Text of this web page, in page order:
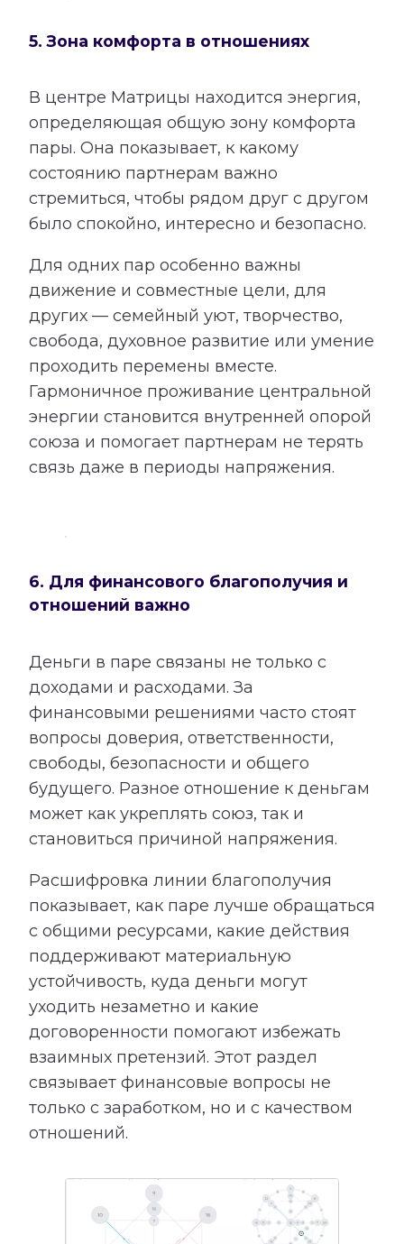
5. Зона комфорта в отношениях
В центре Матрицы находится энергия,
определяющая общую зону комфорта
пары. Она показывает, к какому
состоянию партнерам важно
стремиться, чтобы рядом друг с другом
было спокойно, интересно и безопасно.
Для одних пар особенно важны
движение и совместные цели, для
других — семейный уют, творчество,
свобода, духовное развитие или умение
проходить перемены вместе.
Гармоничное проживание центральной
энергии становится внутренней опорой
союза и помогает партнерам не терять
связь даже в периоды напряжения.
6. Для финансового благополучия и
отношений важно
Деньги в паре связаны не только с
доходами и расходами. За
финансовыми решениями часто стоят
вопросы доверия, ответственности,
свободы, безопасности и общего
будущего. Разное отношение к деньгам
может как укреплять союз, так и
становиться причиной напряжения.
Расшифровка линии благополучия
показывает, как паре лучше обращаться
с общими ресурсами, какие действия
поддерживают материальную
устойчивость, куда деньги могут
уходить незаметно и какие
договоренности помогают избежать
взаимных претензий. Этот раздел
связывает финансовые вопросы не
только с заработком, но и с качеством
отношений.